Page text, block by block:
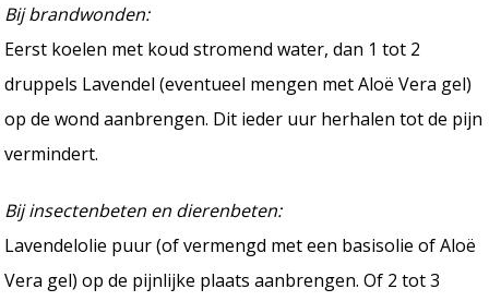
Bij brandwonden:
Eerst koelen met koud stromend water, dan 1 tot 2
druppels Lavendel (eventueel mengen met Aloë Vera gel)
op de wond aanbrengen. Dit ieder uur herhalen tot de pijn
vermindert.
Bij insectenbeten en dierenbeten:
Lavendelolie puur (of vermengd met een basisolie of Aloë
Vera gel) op de pijnlijke plaats aanbrengen. Of 2 tot 3